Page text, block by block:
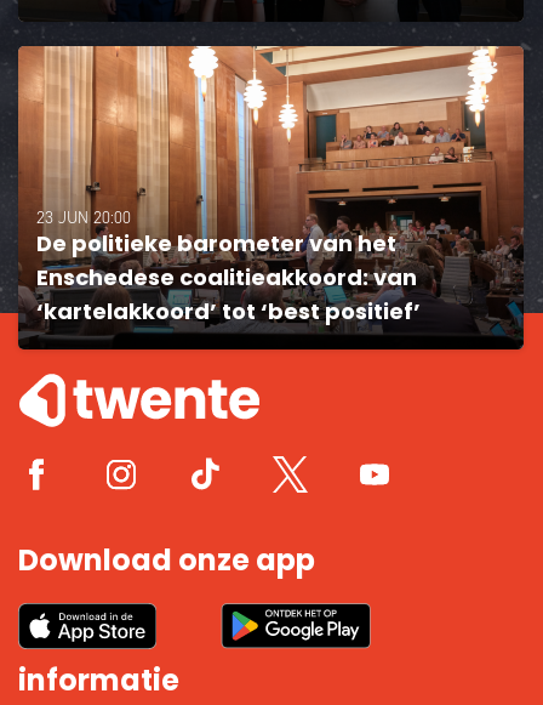
23 JUN 20:00
De politieke barometer van het
Enschedese coalitieakkoord: van
‘kartelakkoord’ tot ‘best positief’
Download onze app
informatie